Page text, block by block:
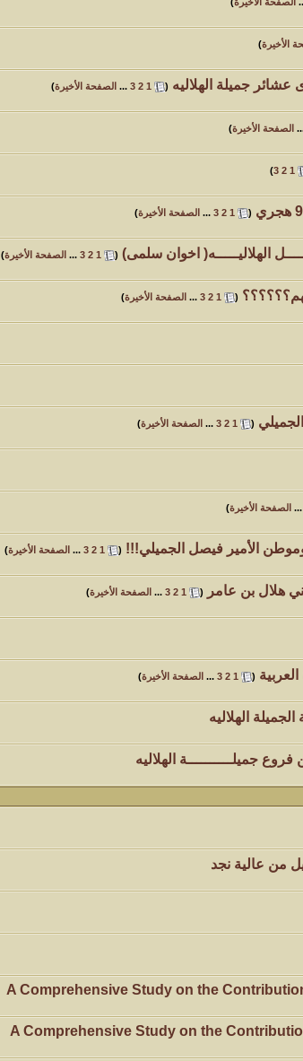
الأخيرة)
جميلة الهلاليه (
1
2
3
... الصفحة الأخيرة)
الصفحة الأخيرة)
1
2
3
)
(
1
2
3
... الصفحة الأخيرة)
الهلاليـــــه( اخوان سلمى) (
1
2
3
... الصفحة الأخيرة)
(
1
2
3
... الصفحة الأخيرة)
(
1
2
3
... الصفحة الأخيرة)
... الصفحة الأخيرة)
الأمير فيصل الجميلي!!! (
1
2
3
... الصفحة الأخيرة)
هلال بن عامر (
1
2
3
... الصفحة الأخيرة)
(
1
2
3
... الصفحة الأخيرة)
الهلاليه
جميلــــــــــة الهلاليه
من عالية نجد
A Comprehensive Study on the
A Comprehensive Study on the